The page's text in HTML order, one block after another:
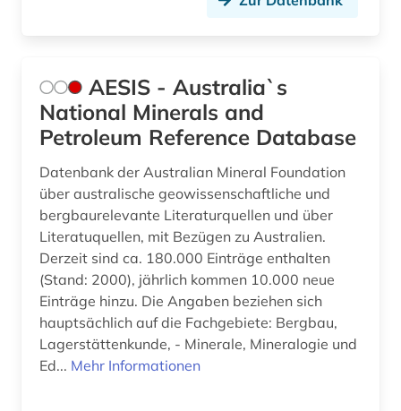
bodenschutzrecht (1)
bodenverschmutzung (1)
bodenökologie (1)
bohrlochgeophysik (1)
bohrung (1)
botanik (3)
branchenverzeichnis (1)
braunkohle (1)
brief (2)
AESIS - Australia`s
National Minerals and
Petroleum Reference Database
Datenbank der Australian Mineral Foundation
über australische geowissenschaftliche und
bergbaurelevante Literaturquellen und über
Literatuquellen, mit Bezügen zu Australien.
Derzeit sind ca. 180.000 Einträge enthalten
(Stand: 2000), jährlich kommen 10.000 neue
Einträge hinzu. Die Angaben beziehen sich
hauptsächlich auf die Fachgebiete: Bergbau,
Lagerstättenkunde, - Minerale, Mineralogie und
Ed... Mehr Informationen